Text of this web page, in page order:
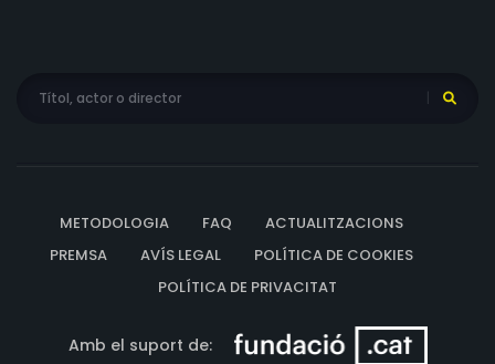
METODOLOGIA FAQ
ACTUALITZACIONS
PREMSA
AVÍS LEGAL
POLÍTICA DE COOKIES
POLÍTICA DE PRIVACITAT
Amb el suport de: